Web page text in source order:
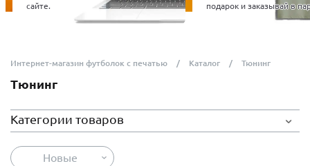
сайте.
подарок и заказывай в
Интернет-магазин футболок с печатью Каталог Тюнинг
Тюнинг
Категории товаров
Новые